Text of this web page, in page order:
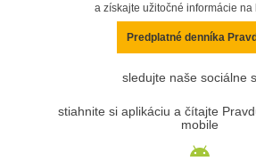
a získajte užitočné informácie na
Predplatné denníka
sledujte naše sociálne
stiahnite si aplikáciu a čítajte
mobile